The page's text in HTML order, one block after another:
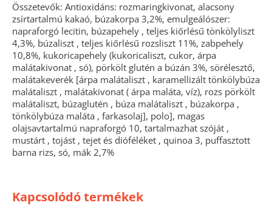
Összetevők: Antioxidáns: rozmaringkivonat, alacsony
zsírtartalmú kakaó, búzakorpa 3,2%, emulgeálószer:
napraforgó lecitin, búzapehely , teljes kiőrlésű tönkölyliszt
4,3%, búzaliszt , teljes kiőrlésű rozsliszt 11%, zabpehely
10,8%, kukoricapehely (kukoricaliszt, cukor, árpa
malátakivonat , só), pörkölt glutén a búzán 3%, sörélesztő,
malátakeverék [árpa malátaliszt , karamellizált tönkölybúza
malátaliszt , malátakivonat ( árpa maláta, víz), rozs pörkölt
malátaliszt, búzaglutén , búza malátaliszt , búzakorpa ,
tönkölybúza maláta , farkasolaj], polo], magas
olajsavtartalmú napraforgó 10, tartalmazhat szóját ,
mustárt , tojást , tejet és dióféléket , quinoa 3, puffasztott
barna rizs, só, mák 2,7%
Kapcsolódó termékek